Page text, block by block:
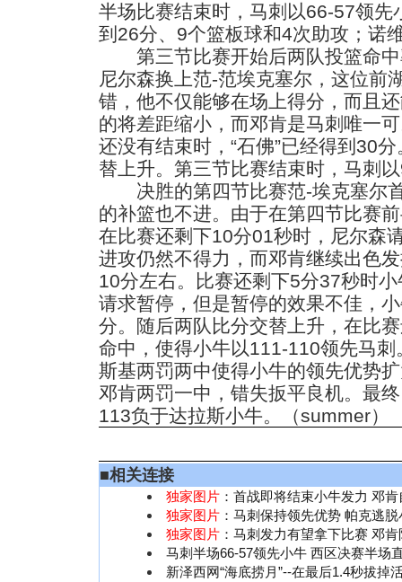
半场比赛结束时，马刺以66-57领先
到26分、9个篮板球和4次助攻；诺
第三节比赛开始后两队投篮命中
尼尔森换上范-范埃克塞尔，这位前
错，他不仅能够在场上得分，而且
的将差距缩小，而邓肯是马刺唯一
还没有结束时，“石佛”已经得到30
替上升。第三节比赛结束时，马刺
决胜的第四节比赛范-埃克塞尔
的补篮也不进。由于在第四节比赛
在比赛还剩下10分01秒时，尼尔森
进攻仍然不得力，而邓肯继续出色
10分左右。比赛还剩下5分37秒时
请求暂停，但是暂停的效果不佳，
分。随后两队比分交替上升，在比
命中，使得小牛以111-110领先马
斯基两罚两中使得小牛的领先优势
邓肯两罚一中，错失扳平良机。最
113负于达拉斯小牛。（summer）
■相关连接
独家图片 ：首战即将结束小牛发力 邓
独家图片 ：马刺保持领先优势 帕克逃
独家图片 ：马刺发力有望拿下比赛 邓
马刺半场66-57领先小牛 西区决赛半场
新泽西网“海底捞月”--在最后1.4秒拔掉